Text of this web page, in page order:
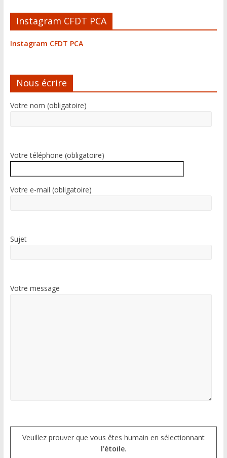
Instagram CFDT PCA
Instagram CFDT PCA
Nous écrire
Votre nom (obligatoire)
Votre téléphone (obligatoire)
Votre e-mail (obligatoire)
Sujet
Votre message
Veuillez prouver que vous êtes humain en sélectionnant
l’étoile.